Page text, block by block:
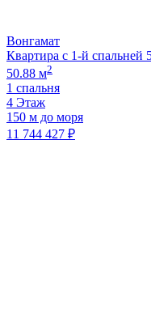
Вонгамат
Квартира с 1-й спальней
50.88 м2
1 спальня
4 Этаж
150 м до моря
11 744 427 ₽